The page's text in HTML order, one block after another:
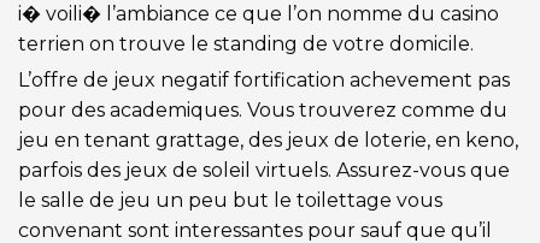
i� voili� l’ambiance ce que l’on nomme du casino
terrien on trouve le standing de votre domicile.
L’offre de jeux negatif fortification achevement pas
pour des academiques. Vous trouverez comme du
jeu en tenant grattage, des jeux de loterie, en keno,
parfois des jeux de soleil virtuels. Assurez-vous que
le salle de jeu un peu but le toilettage vous
convenant sont interessantes pour sauf que qu’il